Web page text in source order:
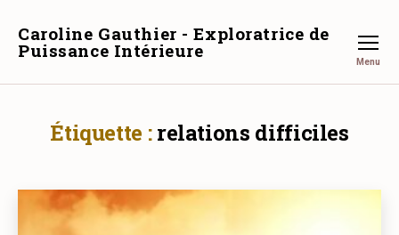
Caroline Gauthier - Exploratrice de
Puissance Intérieure Menu
Étiquette : relations difficiles